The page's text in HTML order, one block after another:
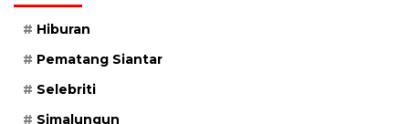
Hiburan
Pematang Siantar
Selebriti
Simalungun